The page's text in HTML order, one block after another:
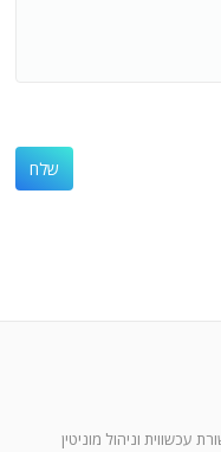
עכשווית וניהול מוניטין